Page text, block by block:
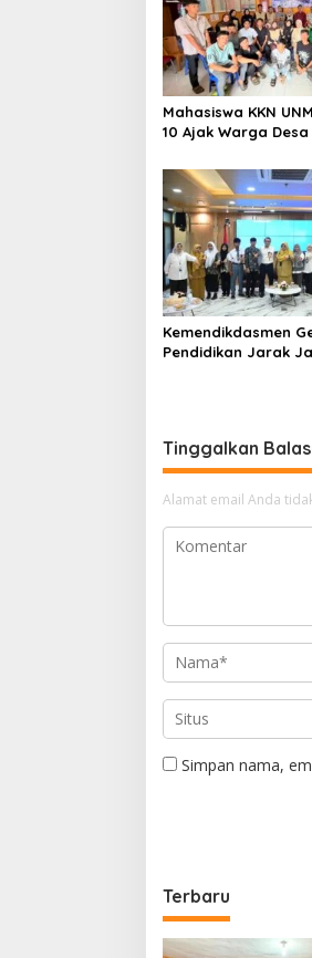
Mahasiswa KKN
10 Ajak Warga
Kemendikdasmen
Pendidikan Jarak
Tinggalkan
Alamat email Anda
Simpan nama,
Terbaru